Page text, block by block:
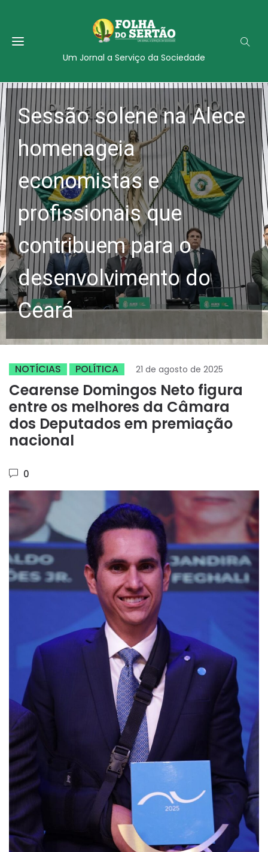
Um Jornal a Serviço da Sociedade
Sessão solene na Alece
homenageia
economistas e
profissionais que
contribuem para o
desenvolvimento do
Ceará
NOTÍCIAS POLÍTICA 21 de agosto de 2025
Cearense Domingos Neto figura
entre os melhores da Câmara
dos Deputados em premiação
nacional
0